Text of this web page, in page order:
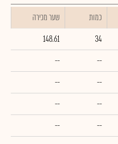
כמות
שער מכירה
34
148.61
--
--
--
--
--
--
--
--